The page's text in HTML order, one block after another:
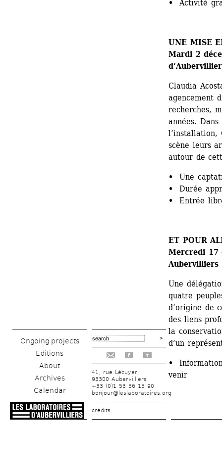
Ongoing projects
Editions
About
Archives
Calendar
f t
41, rue Lécuyer
93300 Aubervilliers
+33 (0)1 53 56 15 90
bonjour@leslaboratoires.org
crédits
• Activité
UNE MISE
Mardi 2
Claudia
agencement
recherches,
années.
l’installation,
scène leurs
autour de
• Une
• Durée
• Entrée
ET POUR
Mercredi 17
Aubervilliers
Une
quatre
d’origine de
des liens
la
d’un
•
venir